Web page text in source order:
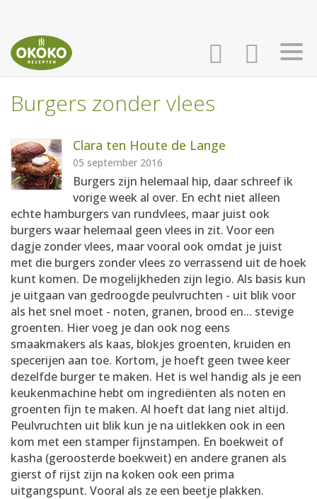
INLOGGEN
AANMELDEN
HOME
RECEPTEN
WEEKMENU'S
KOOKBOEKEN
Burgers zonder vlees
Clara ten Houte de Lange
05 september 2016
Burgers zijn helemaal hip, daar schreef ik
vorige week al over. En echt niet alleen
echte hamburgers van rundvlees, maar juist ook
burgers waar helemaal geen vlees in zit. Voor een
dagje zonder vlees, maar vooral ook omdat je juist
met die burgers zonder vlees zo verrassend uit de hoek
kunt komen. De mogelijkheden zijn legio. Als basis kun
je uitgaan van gedroogde peulvruchten - uit blik voor
als het snel moet - noten, granen, brood en... stevige
groenten. Hier voeg je dan ook nog eens
smaakmakers als kaas, blokjes groenten, kruiden en
specerijen aan toe. Kortom, je hoeft geen twee keer
dezelfde burger te maken. Het is wel handig als je een
keukenmachine hebt om ingrediënten als noten en
groenten fijn te maken. Al hoeft dat lang niet altijd.
Peulvruchten uit blik kun je na uitlekken ook in een
kom met een stamper fijnstampen. En boekweit of
kasha (geroosterde boekweit) en andere granen als
gierst of rijst zijn na koken ook een prima
uitgangspunt. Vooral als ze een beetje plakken.